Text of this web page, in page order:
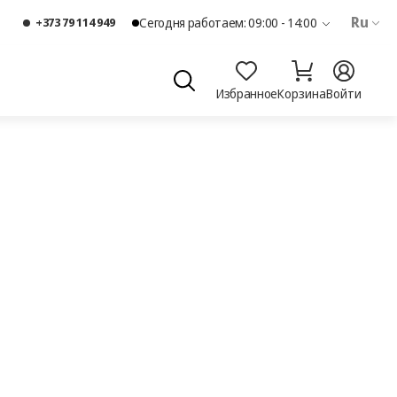
+373 79 114 949 Сегодня работаем: 09:00 - 14:00 Ru
ИзбранноеКорзинаВойти